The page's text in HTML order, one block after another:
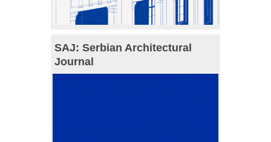
SAJ: Serbian Architectural
Journal